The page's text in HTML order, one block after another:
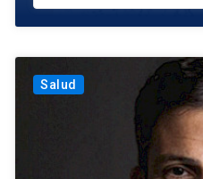
Salud